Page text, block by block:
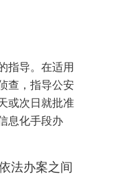
指导。在适用
查，指导公安
或次日就批准
息化手段办
法办案之间